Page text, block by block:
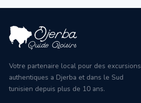
Votre partenaire local pour des excursions
authentiques a Djerba et dans le Sud
tunisien depuis plus de 10 ans.